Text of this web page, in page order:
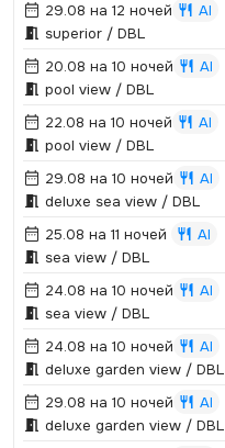
29.08 на 12 ночей
AI
superior / DBL
20.08 на 10 ночей
AI
pool view / DBL
22.08 на 10 ночей
AI
pool view / DBL
29.08 на 10 ночей
AI
deluxe sea view / DBL
25.08 на 11 ночей
AI
sea view / DBL
24.08 на 10 ночей
AI
sea view / DBL
24.08 на 10 ночей
AI
deluxe garden view / DBL
29.08 на 10 ночей
AI
deluxe garden view / DBL